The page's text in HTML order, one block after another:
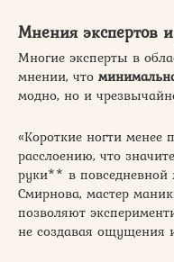
Мнения экспертов
Многие эксперты в
мнении, что
модно, но и
«Короткие ногти
расслоению, что
руки** в
Смирнова, мастер
позволяют
не создавая ощущения